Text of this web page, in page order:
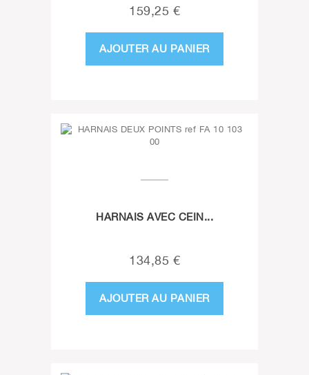
159,25 €
AJOUTER AU PANIER
HARNAIS AVEC CEIN...
134,85 €
AJOUTER AU PANIER